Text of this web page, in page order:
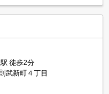
徒歩2分
武新町４丁目